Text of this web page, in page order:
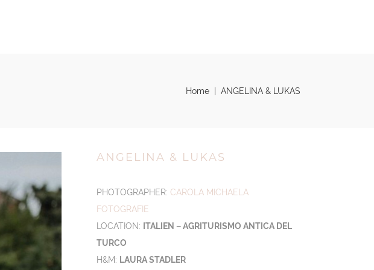
Home ANGELINA & LUKAS
ANGELINA & LUKAS
PHOTOGRAPHER: CAROLA MICHAELA
FOTOGRAFIE
LOCATION: ITALIEN – AGRITURISMO ANTICA DEL
TURCO
H&M: LAURA STADLER